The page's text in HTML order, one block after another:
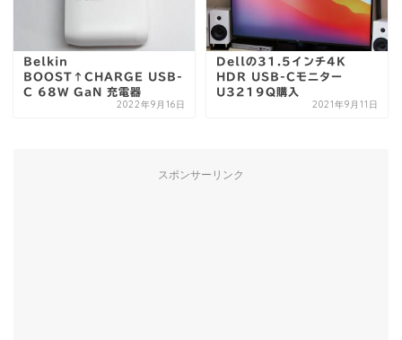
Belkin
BOOST↑CHARGE USB-
C 68W GaN 充電器
2022年9月16日
Dellの31.5インチ4K
HDR USB-Cモニター
U3219Q購入
2021年9月11日
スポンサーリンク